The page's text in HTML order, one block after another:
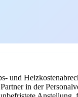
und
in der